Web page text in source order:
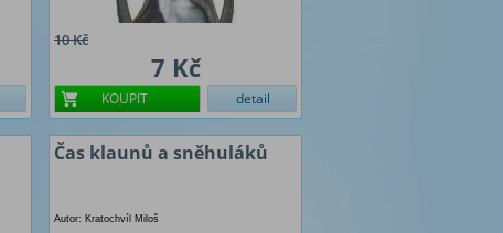
10 Kč
7 Kč
KOUPIT detail
Čas klaunů a sněhuláků
Autor: Kratochvíl Miloš